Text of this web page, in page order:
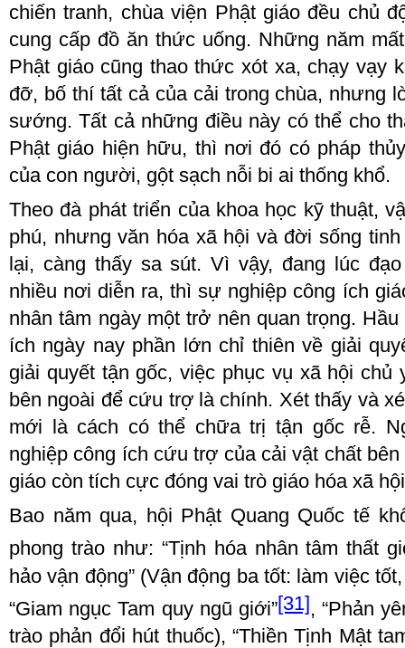
chiến tranh, chùa viện Phật giáo đều chủ
cung cấp đồ ăn thức uống. Những năm
Phật giáo cũng thao thức xót xa, chạy vạy
đỡ, bố thí tất cả của cải trong chùa, nhưng
sướng. Tất cả những điều này có thể cho
Phật giáo hiện hữu, thì nơi đó có pháp
của con người, gột sạch nỗi bi ai thống khổ.
Theo đà phát triển của khoa học kỹ thuật,
phú, nhưng văn hóa xã hội và đời sống
lại, càng thấy sa sút. Vì vậy, đang lúc
nhiều nơi diễn ra, thì sự nghiệp công ích
nhân tâm ngày một trở nên quan trọng.
ích ngày nay phần lớn chỉ thiên về giải
giải quyết tận gốc, việc phục vụ xã hội chủ
bên ngoài để cứu trợ là chính. Xét thấy và
mới là cách có thể chữa trị tận gốc rễ.
nghiệp công ích cứu trợ của cải vật chất
giáo còn tích cực đóng vai trò giáo hóa xã
Bao năm qua, hội Phật Quang Quốc tế
phong trào như: “Tịnh hóa nhân tâm thất
hảo vận động” (Vận động ba tốt: làm việc tốt,
“Giam ngục Tam quy ngũ giới”[31], “Phản
trào phản đổi hút thuốc), “Thiền Tịnh Mật